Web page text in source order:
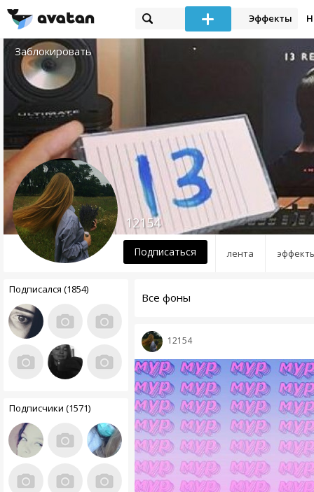
Эффекты
Заблокировать
лента
12154
Подписаться
Подписался (1854)
Подписчики (1571)
Все фоны
12154